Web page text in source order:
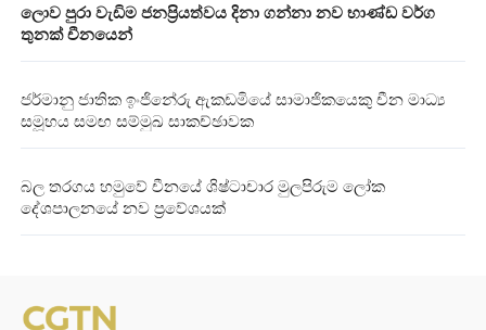
ලොව පුරා වැඩිම ජනප්‍රියත්වය දිනා ගන්නා නව භාණ්ඩ වර්ග
තුනක් චීනයෙන්
ජර්මානු ජාතික ඉංජිනේරු ඇකඩමියේ සාමාජිකයෙකු‍ චීන මාධ්‍ය
සමූහය සමඟ සම්මුඛ සාකච්ඡාවක
බල තරගය හමුවේ චීනයේ ශිෂ්ටාචාර මුලපිරුම ලෝක
දේශපාලනයේ නව ප්‍රවේශයක්